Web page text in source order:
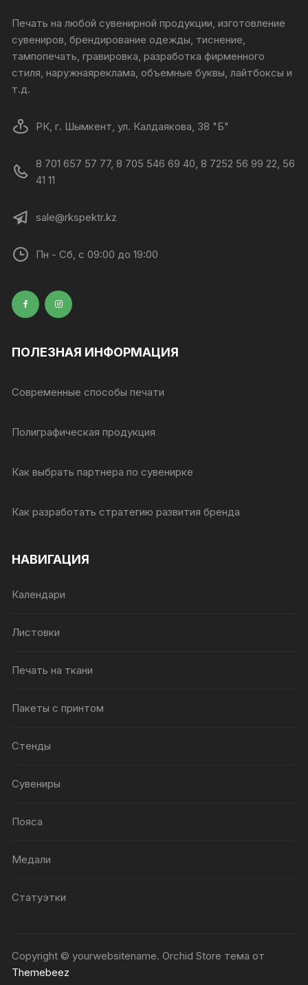
Печать на любой сувенирной продукции, изготовление
сувениров, брендирование одежды, тиснение,
тампопечать, гравировка, разработка фирменного
стиля, наружнаяреклама, объемные буквы, лайтбоксы и
т.д.
РК, г. Шымкент, ул. Калдаякова, 38 "Б"
8 701 657 57 77, 8 705 546 69 40, 8 7252 56 99 22, 56
41 11
sale@rkspektr.kz
Пн - Сб, с 09:00 до 19:00
ПОЛЕЗНАЯ ИНФОРМАЦИЯ
Современные способы печати
Полиграфическая продукция
Как выбрать партнера по сувенирке
Как разработать стратегию развития бренда
НАВИГАЦИЯ
Календари
Листовки
Печать на ткани
Пакеты с принтом
Стенды
Сувениры
Пояса
Медали
Статуэтки
Copyright © yourwebsitename. Orchid Store тема от
Themebeez